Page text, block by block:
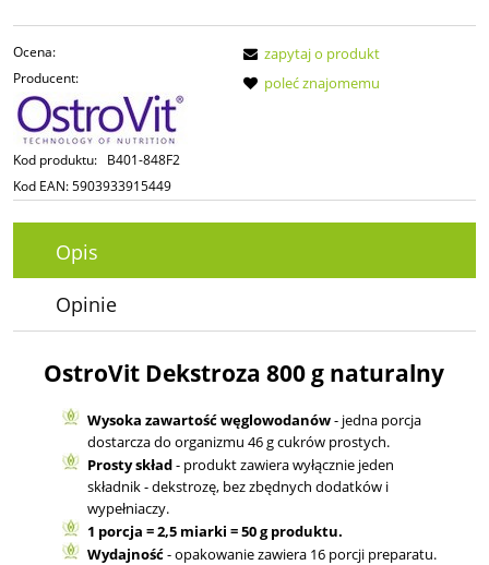
Ocena:
Producent:
Kod produktu: B401-848F2
Kod EAN:5903933915449
zapytaj o produkt
poleć znajomemu
Opis
Opinie
OstroVit Dekstroza 800 g naturalny
Wysoka zawartość węglowodanów- jedna porcja
dostarcza do organizmu 46 g cukrów prostych.
Prosty skład- produkt zawiera wyłącznie jeden
składnik - dekstrozę, bez zbędnych dodatków i
wypełniaczy.
1 porcja = 2,5 miarki = 50 g produktu.
Wydajność- opakowanie zawiera 16 porcji preparatu.